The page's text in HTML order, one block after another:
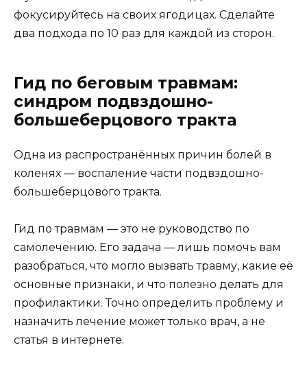
фокусируйтесь на своих ягодицах. Сделайте
два подхода по 10 раз для каждой из сторон.
Гид по беговым травмам:
синдром подвздошно-
большеберцового тракта
Одна из распространённых причин болей в
коленях — воспаление части подвздошно-
большеберцового тракта.
Гид по травмам — это не руководство по
самолечению. Его задача — лишь помочь вам
разобраться, что могло вызвать травму, какие её
основные признаки, и что полезно делать для
профилактики. Точно определить проблему и
назначить лечение может только врач, а не
статья в интернете.